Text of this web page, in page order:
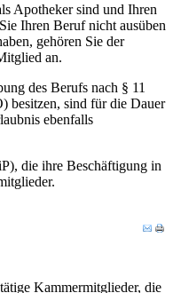
Apotheker sind und Ihren
Ihren Beruf nicht ausüben
gehören Sie der
an.
des Berufs nach § 11
besitzen, sind für die Dauer
ebenfalls
die ihre Beschäftigung in
Kammermitglieder, die